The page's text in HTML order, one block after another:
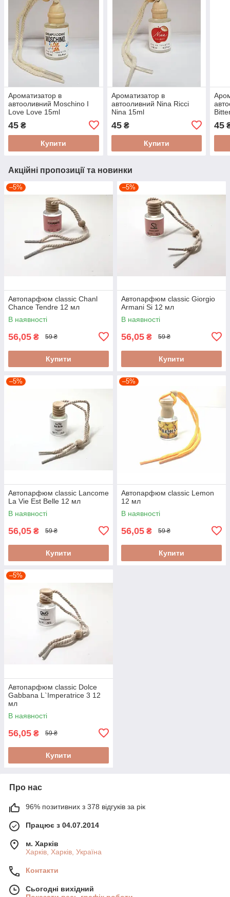
Ароматизатор в
автооливний Moschino I
Love Love 15ml
45 ₴
Купити
Ароматизатор в
автооливний Nina Ricci
Nina 15ml
45₴
Купити
45
Акційні пропозиції та новинки
–5%
Автопарфюм classic Chanl
Chance Tendre 12 мл
В наявності
56,05 ₴ 59 ₴
Купити
–5%
Автопарфюм classic Giorgio
Armani Si 12 мл
В наявності
56,05 ₴ 59 ₴
Купити
–5%
Автопарфюм classic Lancome
La Vie Est Belle 12 мл
В наявності
56,05 ₴ 59 ₴
Купити
–5%
Автопарфюм classic Lemon
12 мл
В наявності
56,05 ₴ 59 ₴
Купити
–5%
Автопарфюм classic Dolce
Gabbana L`Imperatrice 3 12
мл
В наявності
56,05 ₴ 59 ₴
Купити
Про нас
96% позитивних з 378 відгуків за рік
Працює з 04.07.2014
м. Харків
Харків, Харків, Україна
Контакти
Сьогодні вихідний